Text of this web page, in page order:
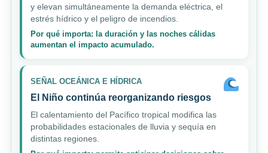
y elevan simultáneamente la demanda eléctrica, el
estrés hídrico y el peligro de incendios.
Por qué importa: la duración y las noches cálidas
aumentan el impacto acumulado.
SEÑAL OCEÁNICA E HÍDRICA
El Niño continúa reorganizando riesgos
El calentamiento del Pacífico tropical modifica las
probabilidades estacionales de lluvia y sequía en
distintas regiones.